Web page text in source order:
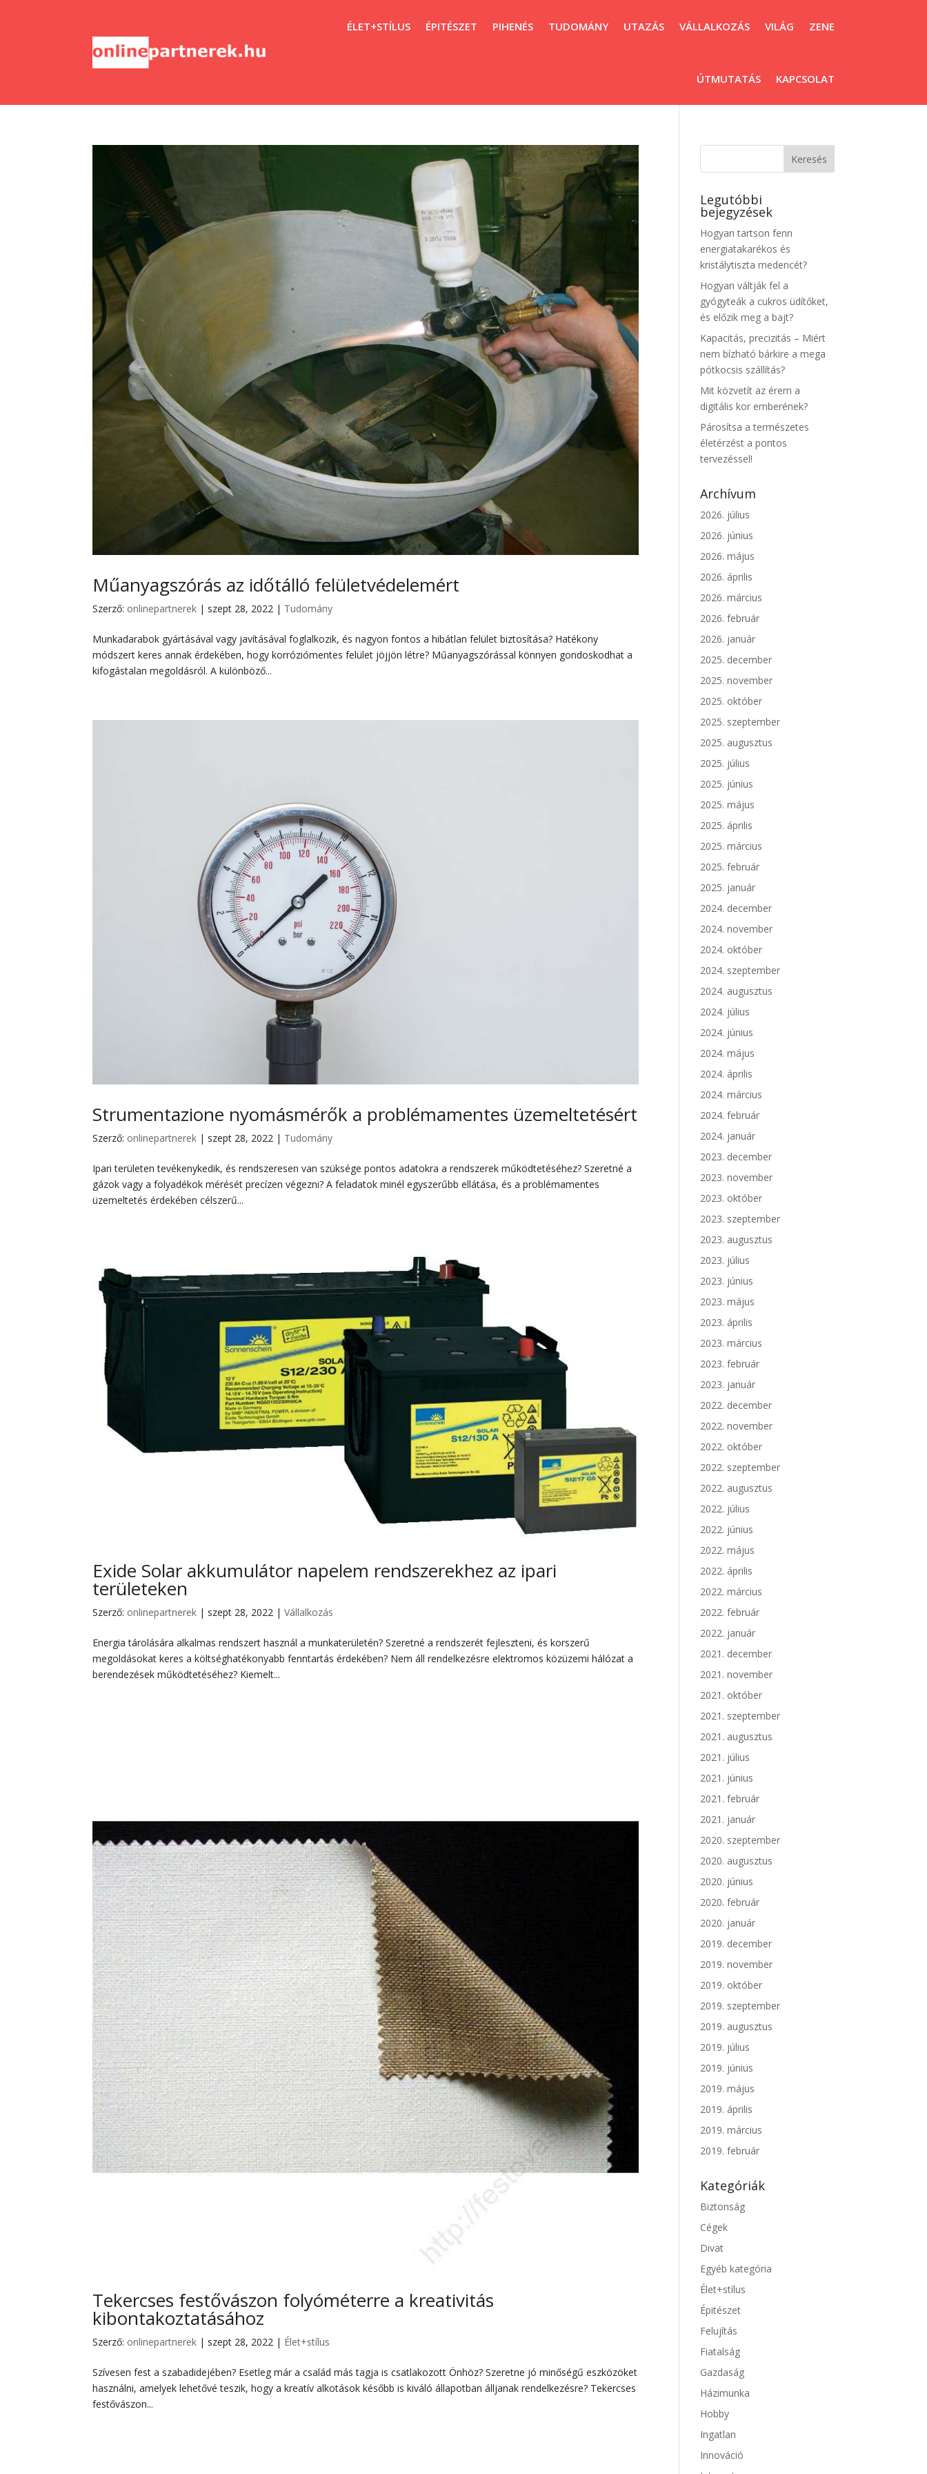
ÉLET+STÍLUS ÉPITÉSZET PIHENÉS TUDOMÁNY UTAZÁS VÁLLALKOZÁS VILÁG ZENE
ÚTMUTATÁS KAPCSOLAT
Műanyagszórás az időtálló felületvédelemért
Szerző: onlinepartnerek | szept 28, 2022 | Tudomány
Munkadarabok gyártásával vagy javításával foglalkozik, és nagyon fontos a hibátlan felület biztosítása? Hatékony
módszert keres annak érdekében, hogy korróziómentes felület jöjjön létre? Műanyagszórással könnyen gondoskodhat a
kifogástalan megoldásról. A különböző...
Strumentazione nyomásmérők a problémamentes üzemeltetésért
Szerző: onlinepartnerek | szept 28, 2022 | Tudomány
Ipari területen tevékenykedik, és rendszeresen van szüksége pontos adatokra a rendszerek működtetéséhez? Szeretné a
gázok vagy a folyadékok mérését precízen végezni? A feladatok minél egyszerűbb ellátása, és a problémamentes
üzemeltetés érdekében célszerű...
Exide Solar akkumulátor napelem rendszerekhez az ipari
területeken
Szerző: onlinepartnerek | szept 28, 2022 |Vállalkozás
Energia tárolására alkalmas rendszert használ a munkaterületén? Szeretné a rendszerét fejleszteni, és korszerű
megoldásokat keres a költséghatékonyabb fenntartás érdekében? Nem áll rendelkezésre elektromos közüzemi hálózat a
berendezések működtetéséhez? Kiemelt...
Tekercses festővászon folyóméterre a kreativitás
kibontakoztatásához
Szerző: onlinepartnerek | szept 28, 2022 | Élet+stílus
Szívesen fest a szabadidejében? Esetleg már a család más tagja is csatlakozott Önhöz? Szeretne jó minőségű eszközöket
használni, amelyek lehetővé teszik, hogy a kreatív alkotások később is kiváló állapotban álljanak rendelkezésre? Tekercses
festővászon...
Legutóbbi
bejegyzések
Hogyan tartson fenn
energiatakarékos és
kristálytiszta medencét?
Hogyan váltják fel a
gyógyteák a cukros üdítőket,
és előzik meg a bajt?
Kapacitás, precizitás – Miért
nem bízható bárkire a mega
pótkocsis szállítás?
Mit közvetít az érem a
digitális kor emberének?
Párosítsa a természetes
életérzést a pontos
tervezéssel!
Archívum
2026. július
2026. június
2026. május
2026. április
2026. március
2026. február
2026. január
2025. december
2025. november
2025. október
2025. szeptember
2025. augusztus
2025. július
2025. június
2025. május
2025. április
2025. március
2025. február
2025. január
2024. december
2024. november
2024. október
2024. szeptember
2024. augusztus
2024. július
2024. június
2024. május
2024. április
2024. március
2024. február
2024. január
2023. december
2023. november
2023. október
2023. szeptember
2023. augusztus
2023. július
2023. június
2023. május
2023. április
2023. március
2023. február
2023. január
2022. december
2022. november
2022. október
2022. szeptember
2022. augusztus
2022. július
2022. június
2022. május
2022. április
2022. március
2022. február
2022. január
2021. december
2021. november
2021. október
2021. szeptember
2021. augusztus
2021. július
2021. június
2021. február
2021. január
2020. szeptember
2020. augusztus
2020. június
2020. február
2020. január
2019. december
2019. november
2019. október
2019. szeptember
2019. augusztus
2019. július
2019. június
2019. május
2019. április
2019. március
2019. február
Kategóriák
Biztonság
Cégek
Divat
Egyéb kategória
Élet+stílus
Épitészet
Felujítás
Fiatalság
Gazdaság
Házimunka
Hobby
Ingatlan
Innováció